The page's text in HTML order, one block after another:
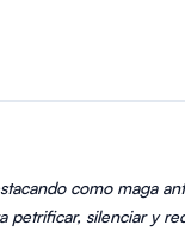
campo de batalla.
como maga
petrificar, silenciar y